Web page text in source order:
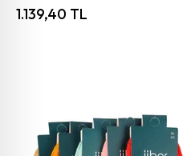
1.139,40 TL